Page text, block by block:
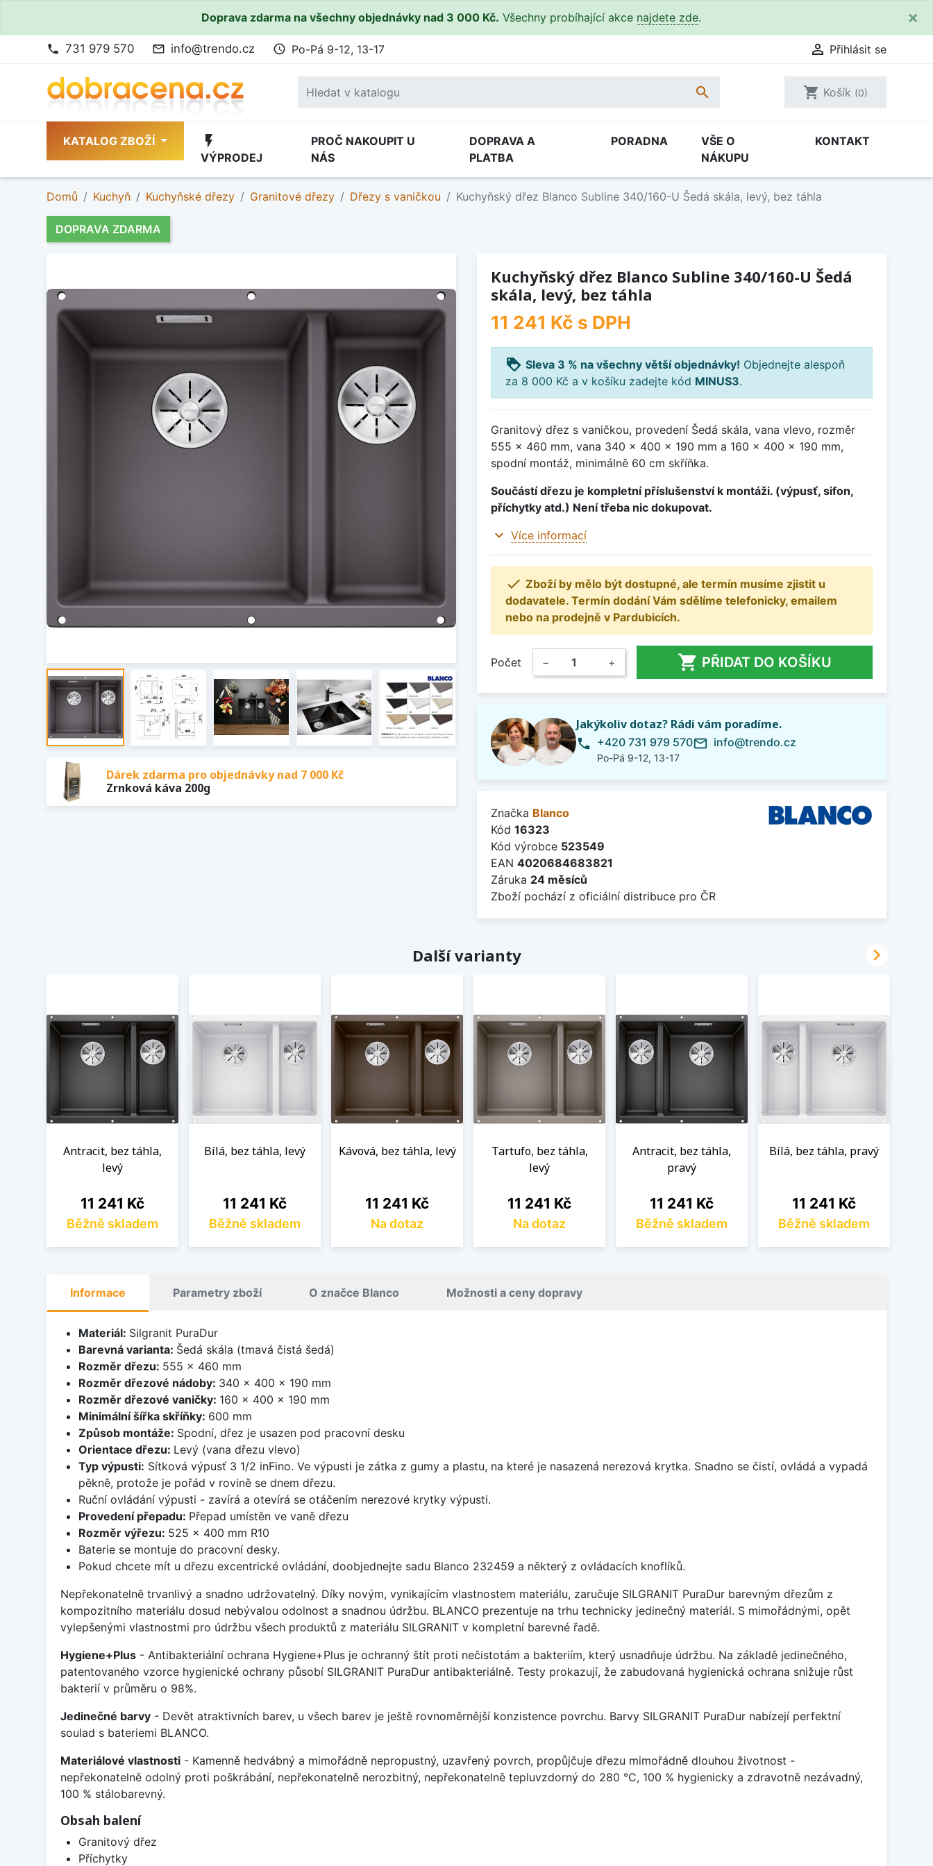
Doprava zdarma na všechny objednávky nad 3 000 Kč. Všechny probíhající akce najdete zde. ×
phone 731 979 570 mail_outline info@trendo.cz access_time Po-Pá 9-12, 13-17  Přihlásit se
 shopping_cart Košík (0)
KATALOG ZBOŽÍ flash_on
VÝPRODEJ
PROČ NAKOUPIT U
NÁS
DOPRAVA A
PLATBA
PORADNA
VŠE O
NÁKUPU
KONTAKT
Domů Kuchyň Kuchyňské dřezy Granitové dřezy Dřezy s vaničkou Kuchyňský dřez Blanco Subline 340/160-U Šedá skála, levý, bez táhla
DOPRAVA ZDARMA
Dárek zdarma pro objednávky nad 7 000 Kč
Zrnková káva 200g
Kuchyňský dřez Blanco Subline 340/160-U Šedá
skála, levý, bez táhla
11 241 Kč s DPH
loyalty Sleva 3 % na všechny větší objednávky! Objednejte alespoň
za 8 000 Kč a v košíku zadejte kód MINUS3.
Granitový dřez s vaničkou, provedení Šedá skála, vana vlevo, rozměr
555 x 460 mm, vana 340 x 400 x 190 mm a 160 x 400 x 190 mm,
spodní montáž, minimálně 60 cm skříňka.
Součástí dřezu je kompletní příslušenství k montáži. (výpusť, sifon,
příchytky atd.) Není třeba nic dokupovat.
expand_more Více informací
 Zboží by mělo být dostupné, ale termín musíme zjistit u
dodavatele. Termín dodání Vám sdělíme telefonicky, emailem
nebo na prodejně v Pardubicích.
Počet − +  PŘIDAT DO KOŠÍKU
Jakýkoliv dotaz? Rádi vám poradíme.
phone +420 731 979 570
Po-Pá 9-12, 13-17
mail_outline info@trendo.cz
Značka Blanco
Kód 16323
Kód výrobce 523549
EAN 4020684683821
Záruka 24 měsíců
Zboží pochází z oficiální distribuce pro ČR
Další varianty
Antracit, bez táhla,
levý
Cena
11 241 Kč
Běžně skladem
Bílá, bez táhla, levý
Cena
11 241 Kč
Běžně skladem
Kávová, bez táhla, levý
Cena
11 241 Kč
Na dotaz
Tartufo, bez táhla,
levý
Cena
11 241 Kč
Na dotaz
Antracit, bez táhla,
pravý
Cena
11 241 Kč
Běžně skladem
Bílá, bez táhla, pravý
Cena
11 241 Kč
Běžně skladem

Informace Parametry zboží O značce Blanco Možnosti a ceny dopravy
Materiál: Silgranit PuraDur
Barevná varianta: Šedá skála (tmavá čistá šedá)
Rozměr dřezu: 555 x 460 mm
Rozměr dřezové nádoby: 340 x 400 x 190 mm
Rozměr dřezové vaničky: 160 x 400 x 190 mm
Minimální šířka skříňky: 600 mm
Způsob montáže: Spodní, dřez je usazen pod pracovní desku
Orientace dřezu: Levý (vana dřezu vlevo)
Typ výpusti: Sítková výpusť 3 1/2 inFino. Ve výpusti je zátka z gumy a plastu, na které je nasazená nerezová krytka. Snadno se čistí, ovládá a vypadá
pěkně, protože je pořád v rovině se dnem dřezu.
Ruční ovládání výpusti - zavírá a otevírá se otáčením nerezové krytky výpusti.
Provedení přepadu: Přepad umístěn ve vaně dřezu
Rozměr výřezu: 525 x 400 mm R10
Baterie se montuje do pracovní desky.
Pokud chcete mít u dřezu excentrické ovládání, doobjednejte sadu Blanco 232459 a některý z ovládacích knoflíků.
Nepřekonatelně trvanlivý a snadno udržovatelný. Díky novým, vynikajícím vlastnostem materiálu, zaručuje SILGRANIT PuraDur barevným dřezům z
kompozitního materiálu dosud nebývalou odolnost a snadnou údržbu. BLANCO prezentuje na trhu technicky jedinečný materiál. S mimořádnými, opět
vylepšenými vlastnostmi pro údržbu všech produktů z materiálu SILGRANIT v kompletní barevné řadě.
Hygiene+Plus - Antibakteriální ochrana Hygiene+Plus je ochranný štít proti nečistotám a bakteriím, který usnadňuje údržbu. Na základě jedinečného,
patentovaného vzorce hygienické ochrany působí SILGRANIT PuraDur antibakteriálně. Testy prokazují, že zabudovaná hygienická ochrana snižuje růst
bakterií v průměru o 98%.
Jedinečné barvy - Devět atraktivních barev, u všech barev je ještě rovnoměrnější konzistence povrchu. Barvy SILGRANIT PuraDur nabízejí perfektní
soulad s bateriemi BLANCO.
Materiálové vlastnosti - Kamenně hedvábný a mimořádně nepropustný, uzavřený povrch, propůjčuje dřezu mimořádně dlouhou životnost -
nepřekonatelně odolný proti poškrábání, nepřekonatelně nerozbitný, nepřekonatelně tepluvzdorný do 280 °C, 100 % hygienicky a zdravotně nezávadný,
100 % stálobarevný.
Obsah balení
Granitový dřez
Příchytky